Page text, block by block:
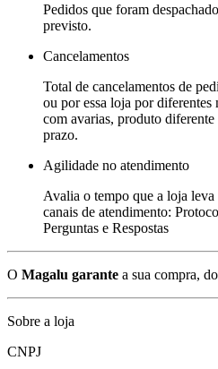
Pedidos que foram
previsto.
Cancelamentos
Total de cancelamentos de
ou por essa loja por
com avarias, produto
prazo.
Agilidade no atendimento
Avalia o tempo que a loja leva
canais de atendimento:
Perguntas e Respostas
O Magalu garante a sua compra,
Sobre a loja
CNPJ